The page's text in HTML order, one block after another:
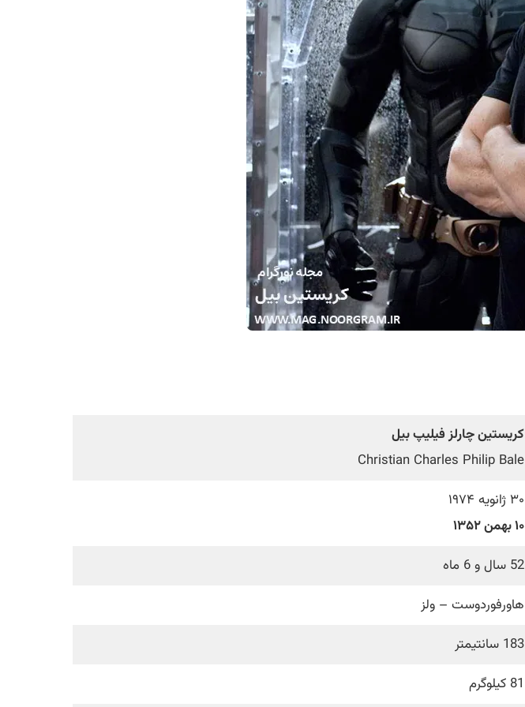
کریستین چارلز فیلیپ بیل
Christian Charles Philip Bale
۳۰ ژانویه ۱۹۷۴
۱۰ بهمن ۱۳۵۲
52 سال و 6 ماه
هاورفوردوست – ولز
183 سانتیمتر
81 کیلوگرم